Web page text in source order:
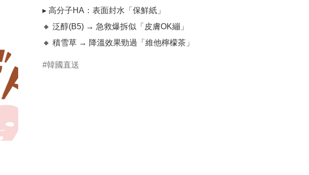
▸ 高分子HA：表面封水「保鮮紙」
🔸 泛醇(B5) → 急救爆拆似「皮膚OK繃」
🔸 積雪草 → 降溫效果勁過「維他檸檬茶」
韓國直送